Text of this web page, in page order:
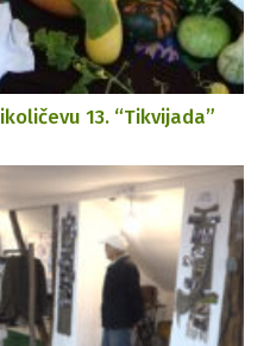
13. “Tikvijada”